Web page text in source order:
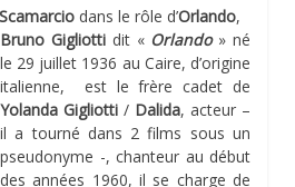
dans le rôle d’Orlando,
Bruno Gigliottidit « Orlando » né
le 29 juillet 1936 au Caire, d’origine
italienne, est le frère cadet de
Yolanda Gigliotti / Dalida, acteur –
il a tourné dans 2 films sous un
pseudonyme -, chanteur au début
des années 1960, il se charge de